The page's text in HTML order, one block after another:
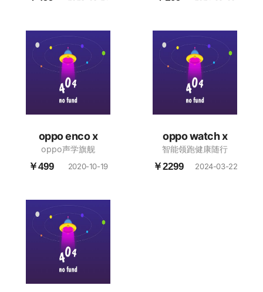
oppo enco x
oppo声学旗舰
￥499 2020-10-19
oppo watch x
智能领跑健康随行
￥2299 2024-03-22